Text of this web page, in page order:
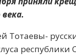
Тотаевы-
республики